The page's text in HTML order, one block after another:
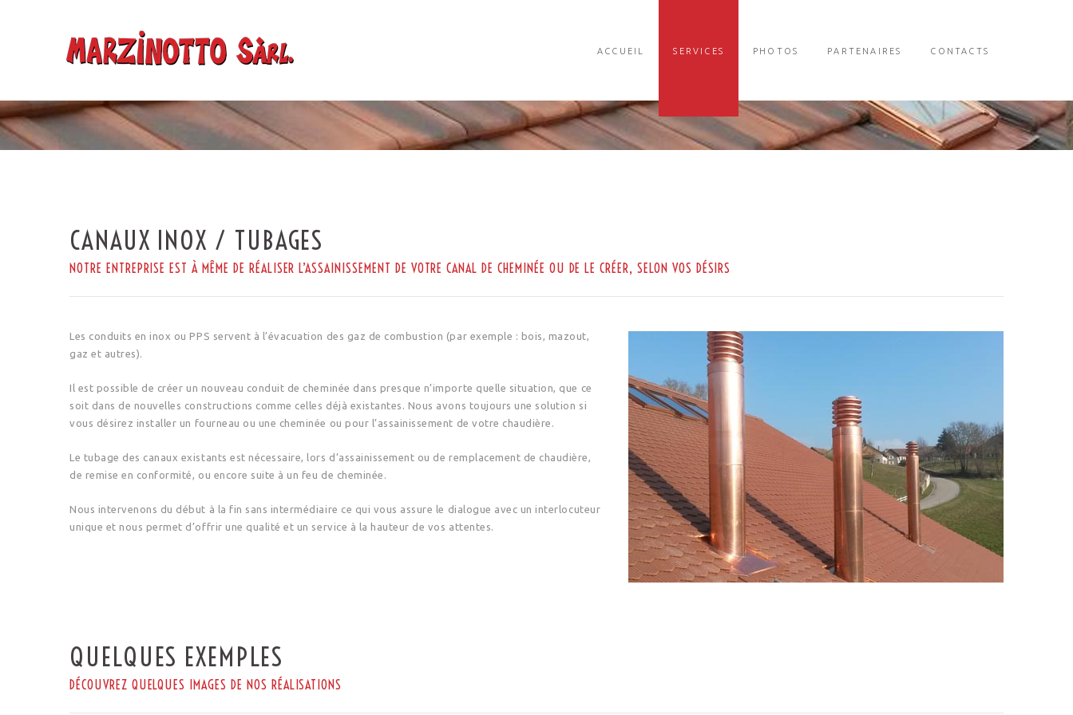
ACCUEIL SERVICES PHOTOS PARTENAIRES CONTACTS
CANAUX INOX / TUBAGES
NOTRE ENTREPRISE EST À MÊME DE RÉALISER L’ASSAINISSEMENT DE VOTRE CANAL DE CHEMINÉE OU DE LE CRÉER, SELON VOS DÉSIRS
Les conduits en inox ou PPS servent à l’évacuation des gaz de combustion (par exemple : bois, mazout,
gaz et autres).
Il est possible de créer un nouveau conduit de cheminée dans presque n’importe quelle situation, que ce
soit dans de nouvelles constructions comme celles déjà existantes. Nous avons toujours une solution si
vous désirez installer un fourneau ou une cheminée ou pour l’assainissement de votre chaudière.
Le tubage des canaux existants est nécessaire, lors d’assainissement ou de remplacement de chaudière,
de remise en conformité, ou encore suite à un feu de cheminée.
Nous intervenons du début à la fin sans intermédiaire ce qui vous assure le dialogue avec un interlocuteur
unique et nous permet d’offrir une qualité et un service à la hauteur de vos attentes.
QUELQUES EXEMPLES
DÉCOUVREZ QUELQUES IMAGES DE NOS RÉALISATIONS